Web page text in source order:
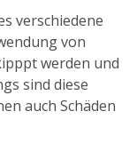
verschiedene
von
werden und
sind diese
auch Schäden